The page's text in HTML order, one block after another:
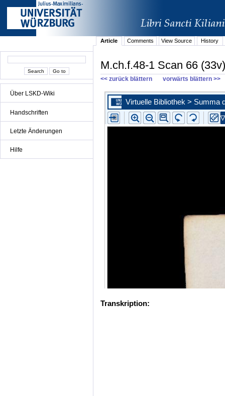
Über LSKD-Wiki
Handschriften
Letzte Änderungen
Hilfe
Article Comments View Source History
M.ch.f.48-1 Scan 66 (33v)
<< zurück blättern vorwärts blättern >>
Transkription: